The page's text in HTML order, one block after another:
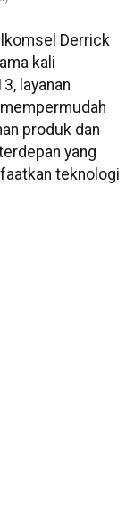
Derrick
kali
layanan
produk dan
yang
teknologi